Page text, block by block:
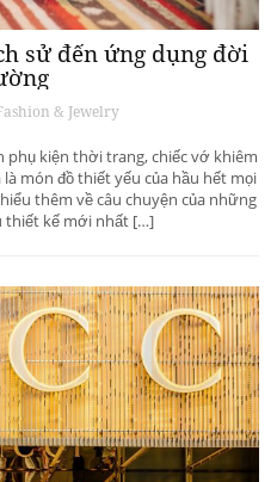
sử đến ứng dụng đời
& Jewelry
phụ kiện thời trang, chiếc vớ khiêm
món đồ thiết yếu của hầu hết mọi
thêm về câu chuyện của những
thiết kế mới nhất […]